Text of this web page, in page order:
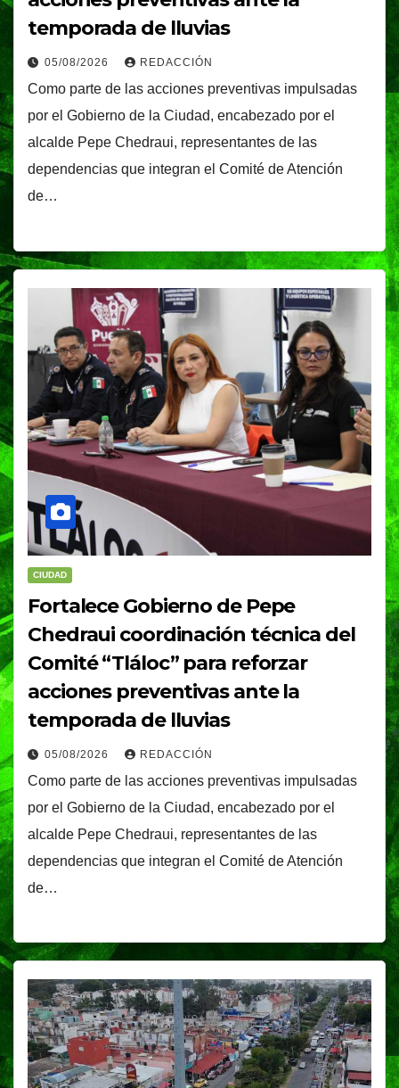
temporada de lluvias
05/08/2026 REDACCIÓN
Como parte de las acciones preventivas impulsadas
por el Gobierno de la Ciudad, encabezado por el
alcalde Pepe Chedraui, representantes de las
dependencias que integran el Comité de Atención
de…
CIUDAD
Fortalece Gobierno de Pepe
Chedraui coordinación técnica del
Comité “Tláloc” para reforzar
acciones preventivas ante la
temporada de lluvias
05/08/2026 REDACCIÓN
Como parte de las acciones preventivas impulsadas
por el Gobierno de la Ciudad, encabezado por el
alcalde Pepe Chedraui, representantes de las
dependencias que integran el Comité de Atención
de…